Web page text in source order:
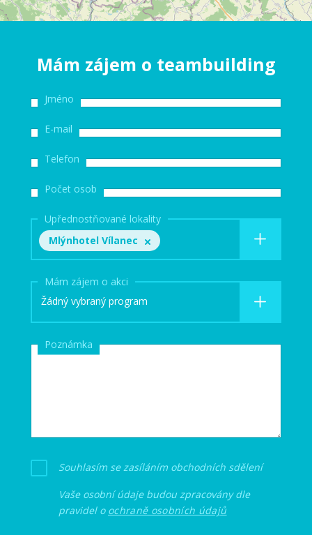
Mám zájem o teambuilding
Jméno
E-mail
Telefon
Počet osob
Upřednostňované lokality
Mlýnhotel Vílanec
Mám zájem o akci
Žádný vybraný program
Poznámka
Souhlasím se zasíláním obchodních sdělení
Vaše osobní údaje budou zpracovány dle
pravidel o ochraně osobních údajů